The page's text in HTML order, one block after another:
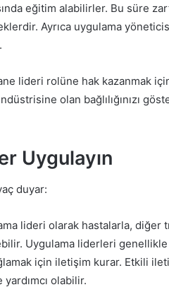
eğitim alabilirler. Bu süre
Ayrıca uygulama
lideri rolüne hak kazanmak
olan bağlılığınızı
Uygulayın
duyar:
lideri olarak hastalarla, diğer
Uygulama liderleri
için iletişim kurar. Etkili
olabilir.